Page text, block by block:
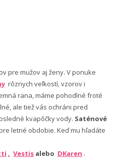
pre mužov aj ženy. V ponuke
rôznych veľkostí, vzorov i
rana, máme pohodlné froté
ale tiež vás ochráni pred
kvapôčky vody. Saténové
letné obdobie. Keď mu hľadáte
, Vestis alebo DKaren .